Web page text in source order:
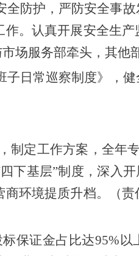
全防护，严防安全事
。 认真开展安全生产
场服务部牵头， 其他
日常巡察制度》
，
，制定工作方案 ， 全年
下基层”制度，深入
环境提质升档。
（责
保证金占比达95%以